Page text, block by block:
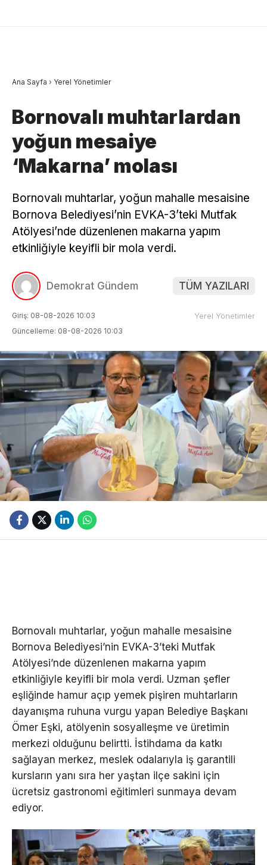
Ana Sayfa › Yerel Yönetimler
Bornovalı muhtarlardan
yoğun mesaiye
‘Makarna’ molası
Bornovalı muhtarlar, yoğun mahalle mesaisine
Bornova Belediyesi’nin EVKA-3’teki Mutfak
Atölyesi’nde düzenlenen makarna yapım
etkinliğiyle keyifli bir mola verdi.
Demokrat Gündem TÜM YAZILARI
Giriş: 08-08-2026 10:03
Güncelleme: 08-08-2026 10:03
Yerel Yönetimler
Bornovalı muhtarlar, yoğun mahalle mesaisine
Bornova Belediyesi’nin EVKA-3’teki Mutfak
Atölyesi’nde düzenlenen makarna yapım
etkinliğiyle keyifli bir mola verdi. Uzman şefler
eşliğinde hamur açıp yemek pişiren muhtarların
dayanışma ruhuna vurgu yapan Belediye Başkanı
Ömer Eşki, atölyenin sosyalleşme ve üretimin
merkezi olduğunu belirtti. İstihdama da katkı
sağlayan merkez, meslek odalarıyla iş garantili
kursların yanı sıra her yaştan ilçe sakini için
ücretsiz gastronomi eğitimleri sunmaya devam
ediyor.